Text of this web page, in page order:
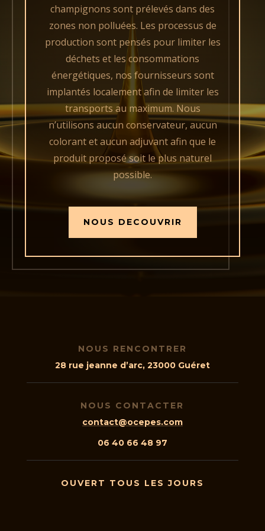
champignons sont prélevés dans des
zones non polluées. Les processus de
production sont pensés pour limiter les
déchets et les consommations
énergétiques, nos fournisseurs sont
implantés localement afin de limiter les
transports au maximum. Nous
n’utilisons aucun conservateur, aucun
colorant et aucun adjuvant afin que le
produit proposé soit le plus naturel
possible.
NOUS DECOUVRIR
NOUS RENCONTRER
28 rue jeanne d’arc, 23000 Guéret
NOUS CONTACTER
contact@ocepes.com
06 40 66 48 97
OUVERT TOUS LES JOURS